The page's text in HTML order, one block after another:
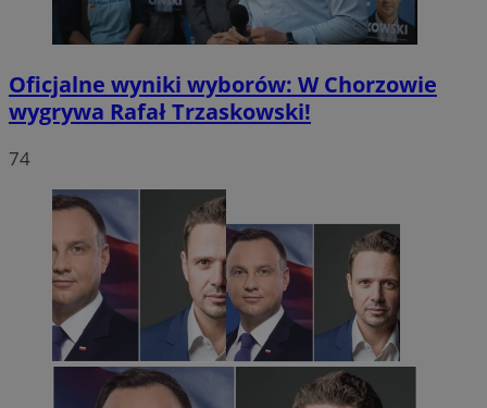
Oficjalne wyniki wyborów: W Chorzowie
wygrywa Rafał Trzaskowski!
74